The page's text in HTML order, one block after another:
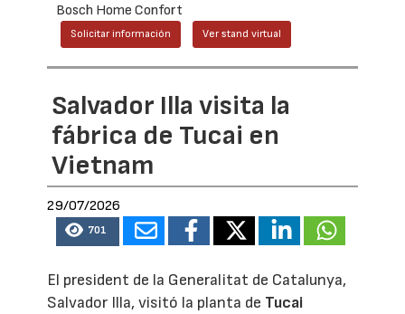
Bosch Home Confort
Solicitar información Ver stand virtual
Salvador Illa visita la
fábrica de Tucai en
Vietnam
29/07/2026
701
El president de la Generalitat de Catalunya,
Salvador Illa, visitó la planta de Tucai